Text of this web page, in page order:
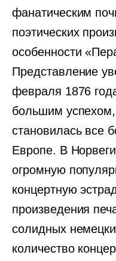
фанатическим
поэтических
особенности
Представление
февраля 1876
большим
становилась все
Европе. В
огромную
концертную
произведения
солидных
количество